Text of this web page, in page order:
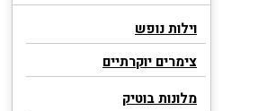
וילות נופש
צימרים יוקרתיים
מלונות בוטיק